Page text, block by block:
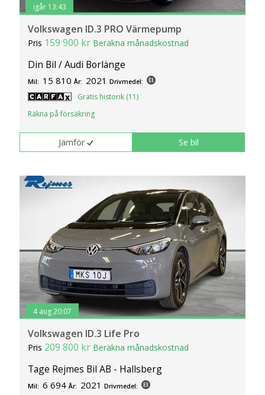
igår 13:43
Volkswagen ID.3 PRO Värmepump
Pris 159 900 kr Beräkna månadskostnad
Din Bil / Audi Borlänge
Mil: 15 810 År: 2021 Drivmedel:
Gratis historik (11)
Räkna på försäkring
Jämför Se bil
4 aug 20:07
Volkswagen ID.3 Life Pro
Pris 209 800 kr Beräkna månadskostnad
Tage Rejmes Bil AB - Hallsberg
Mil: 6 694 År: 2021 Drivmedel: